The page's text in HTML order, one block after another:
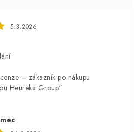
5.3.2026
– zákazník po nákupu
Heureka Group"